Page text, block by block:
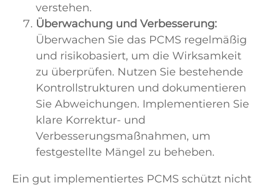
verstehen.
Überwachung und Verbesserung:
Überwachen Sie das PCMS regelmäßig
und risikobasiert, um die Wirksamkeit
zu überprüfen. Nutzen Sie bestehende
Kontrollstrukturen und dokumentieren
Sie Abweichungen. Implementieren Sie
klare Korrektur- und
Verbesserungsmaßnahmen, um
festgestellte Mängel zu beheben.
Ein gut implementiertes PCMS schützt nicht